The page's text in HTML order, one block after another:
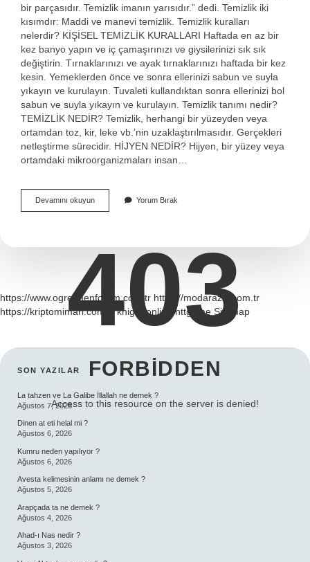
bir parçasıdır. Temizlik imanın yarısıdır.” dedi. Temizlik iki
kısımdır: Maddi ve manevi temizlik. Temizlik kuralları
nelerdir? KİŞİSEL TEMİZLİK KURALLARI Haftada en az bir
kez banyo yapın ve iç çamaşırınızı ve giysilerinizi sık sık
değiştirin. Tırnaklarınızı ve ayak tırnaklarınızı haftada bir kez
kesin. Yemeklerden önce ve sonra ellerinizi sabun ve suyla
yıkayın ve kurulayın. Tuvaleti kullandıktan sonra ellerinizi bol
sabun ve suyla yıkayın ve kurulayın. Temizlik tanımı nedir?
TEMİZLİK NEDİR? Temizlik, herhangi bir yüzeyden veya
ortamdan toz, kir, leke vb.’nin uzaklaştırılmasıdır. Gerçekleri
netleştirme sürecidir. HİJYEN NEDİR? Hijyen, bir yüzey veya
ortamdaki mikroorganizmaları insan…
Devamını okuyunTemizlik
Adabı
Yorum Bırak
https://www.ogretmenforum.com.tr https://modarazzi.com.tr
https://kriptomimari.com.tr
knight online nttgame Sitemap
SIDEBAR
SON YAZILAR
La tahzen ve La Galibe İllallah ne demek ?
Ağustos 7, 2026
Dinen at eti helal mi ?
Ağustos 6, 2026
Kumru neden yapılıyor ?
Ağustos 6, 2026
Avesta kelimesinin anlamı ne demek ?
Ağustos 5, 2026
Arapçada ta ne demek ?
Ağustos 4, 2026
Ahad-ı Nas nedir ?
Ağustos 3, 2026
403
FORBIDDEN
Access to this resource on the server is denied!